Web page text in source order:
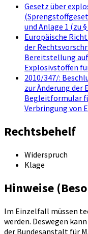
Gesetz über
und Anlage 1 (zu
Europäische
der
Bereitstellung
Explosivstoffen
2010/347/:
zur Änderung der
Begleitformular
Verbringung von
Rechtsbehelf
Widerspruch
Klage
Hinweise
Im Einzelfall müssen
werden. Deswegen
der Bundesanstalt für